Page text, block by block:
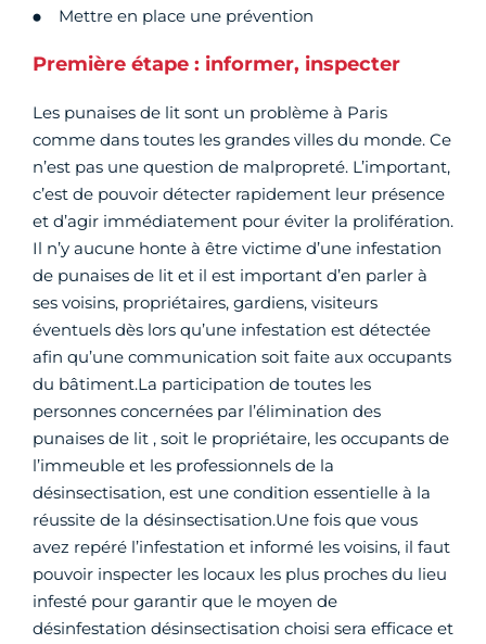
Mettre en place une prévention
Première étape : informer, inspecter
Les punaises de lit sont un problème à Paris
comme dans toutes les grandes villes du monde. Ce
n’est pas une question de malpropreté. L’important,
c’est de pouvoir détecter rapidement leur présence
et d’agir immédiatement pour éviter la prolifération.
Il n’y aucune honte à être victime d’une infestation
de punaises de lit et il est important d’en parler à
ses voisins, propriétaires, gardiens, visiteurs
éventuels dès lors qu’une infestation est détectée
afin qu’une communication soit faite aux occupants
du bâtiment.La participation de toutes les
personnes concernées par l’élimination des
punaises de lit , soit le propriétaire, les occupants de
l’immeuble et les professionnels de la
désinsectisation, est une condition essentielle à la
réussite de la désinsectisation.Une fois que vous
avez repéré l’infestation et informé les voisins, il faut
pouvoir inspecter les locaux les plus proches du lieu
infesté pour garantir que le moyen de
désinfestation désinsectisation choisi sera efficace et